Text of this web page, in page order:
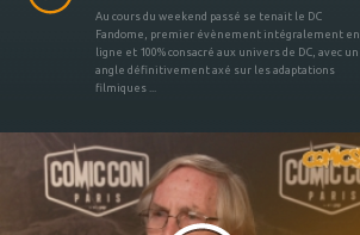
Au cours du weekend passé se tenait le DC
Fandome, premier évènement intégralement en
ligne et 100% consacré aux univers de DC, avec un
angle définitivement axé sur les adaptations
filmiques ...